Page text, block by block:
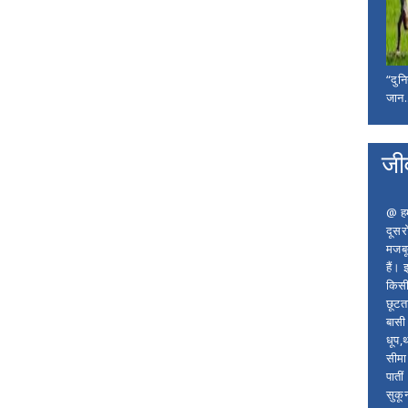
@
हैं।